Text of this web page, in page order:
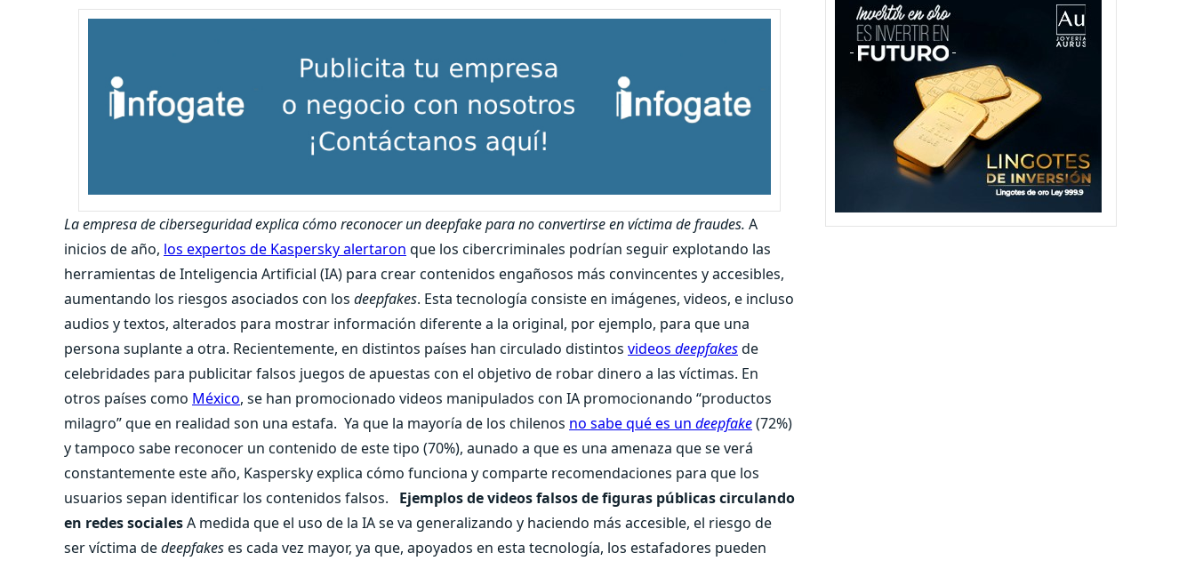
La empresa de ciberseguridad explica cómo reconocer un deepfake para no convertirse en víctima de fraudes. A
inicios de año, los expertos de Kaspersky alertaron que los cibercriminales podrían seguir explotando las
herramientas de Inteligencia Artificial (IA) para crear contenidos engañosos más convincentes y accesibles,
aumentando los riesgos asociados con los deepfakes. Esta tecnología consiste en imágenes, videos, e incluso
audios y textos, alterados para mostrar información diferente a la original, por ejemplo, para que una
persona suplante a otra. Recientemente, en distintos países han circulado distintos videos deepfakesde
celebridades para publicitar falsos juegos de apuestas con el objetivo de robar dinero a las víctimas. En
otros países como México, se han promocionado videos manipulados con IA promocionando “productos
milagro” que en realidad son una estafa. Ya que la mayoría de los chilenos no sabe qué es un deepfake(72%)
y tampoco sabe reconocer un contenido de este tipo (70%), aunado a que es una amenaza que se verá
constantemente este año, Kaspersky explica cómo funciona y comparte recomendaciones para que los
usuarios sepan identificar los contenidos falsos.
Ejemplos de videos falsos de figuras públicas circulando
en redes socialesA medida que el uso de la IA se va generalizando y haciendo más accesible, el riesgo de
ser víctima dedeepfakeses cada vez mayor, ya que, apoyados en esta tecnología, los estafadores pueden